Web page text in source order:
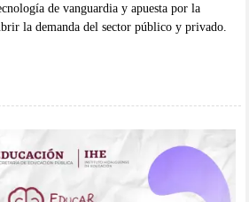
de vanguardia y apuesta por la
la demanda del sector público y privado.